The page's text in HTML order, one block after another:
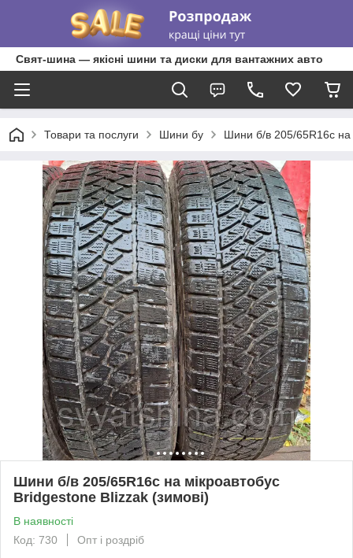
Свят-шина — якісні шини та диски для вантажних авто
Товари та послуги Шини бу Шини б/в 205/65R16c на
Шини б/в 205/65R16c на мікроавтобус
Bridgestone Blizzak (зимові)
В наявності
Код: 730
Опт і роздріб